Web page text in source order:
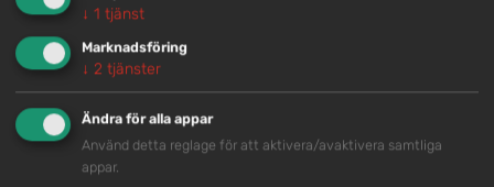
Vi har tillgänglig personal som är redo att hjälpa dig.
Trygg rådgivning
Våra hjälpsamma medarbetare är experter inom
branschen.
↓ 1 tjänst
Marknadsföring
↓ 2 tjänster
Ändra för alla appar
Använd detta reglage för att aktivera/avaktivera samtliga
appar.